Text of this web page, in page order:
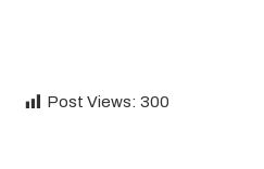
Post Views: 300